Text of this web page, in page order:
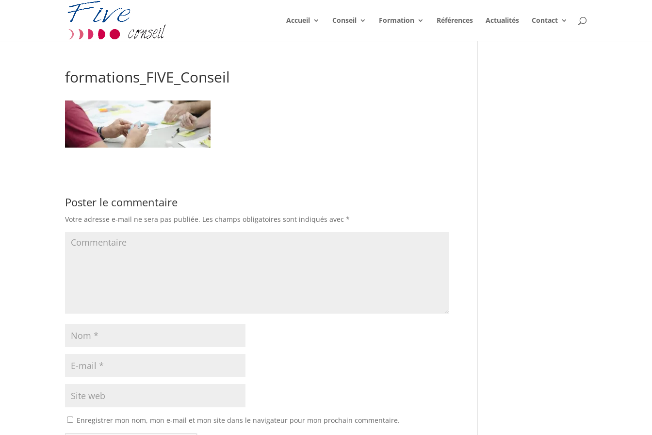
Accueil Conseil Formation Références Actualités Contact
formations_FIVE_Conseil
Poster le commentaire
Votre adresse e-mail ne sera pas publiée. Les champs obligatoires sont indiqués avec*
Enregistrer mon nom, mon e-mail et mon site dans le navigateur pour mon prochain commentaire.